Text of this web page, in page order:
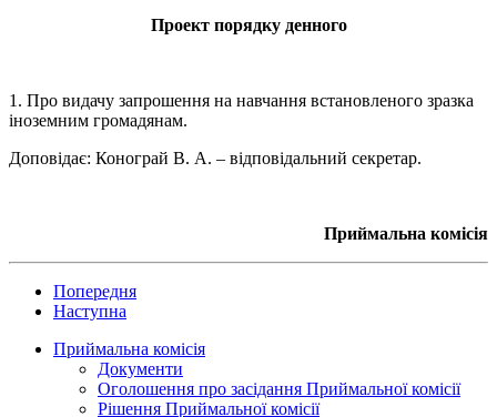
Проект порядку денного
1. Про видачу запрошення на навчання встановленого зразка
іноземним громадянам.
Доповідає: Конограй В. А. – відповідальний секретар.
Приймальна комісія
Попередня
Наступна
Приймальна комісія
Документи
Оголошення про засідання Приймальної комісії
Рішення Приймальної комісії